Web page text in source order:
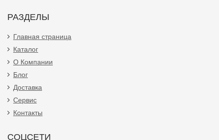
РАЗДЕЛЫ
Главная страница
Каталог
О Компании
Блог
Доставка
Сервис
Контакты
СОЦСЕТИ